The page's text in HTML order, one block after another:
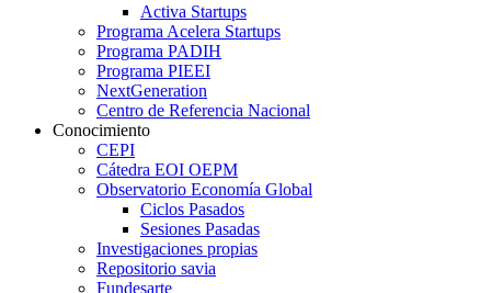
Activa Startups
Programa Acelera Startups
Programa PADIH
Programa PIEEI
NextGeneration
Centro de Referencia Nacional
Conocimiento
CEPI
Cátedra EOI OEPM
Observatorio Economía Global
Ciclos Pasados
Sesiones Pasadas
Investigaciones propias
Repositorio savia
Fundesarte